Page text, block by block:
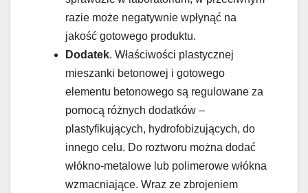
razie może negatywnie wpłynąć na
jakość gotowego produktu.
Dodatek. Właściwości plastycznej
mieszanki betonowej i gotowego
elementu betonowego są regulowane za
pomocą różnych dodatków –
plastyfikujących, hydrofobizujących, do
innego celu. Do roztworu można dodać
włókno-metalowe lub polimerowe włókna
wzmacniające. Wraz ze zbrojeniem